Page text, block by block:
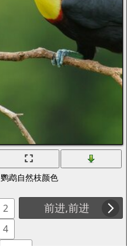
鹦鹉自然枝颜色
前进,前进
2
4